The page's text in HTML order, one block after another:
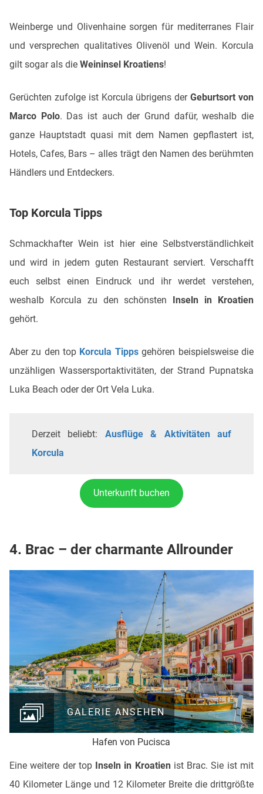
Weinberge und Olivenhaine sorgen für mediterranes Flair
und versprechen qualitatives Olivenöl und Wein. Korcula
gilt sogar als die Weininsel Kroatiens!
Gerüchten zufolge ist Korcula übrigens derGeburtsort von
Marco Polo. Das ist auch der Grund dafür, weshalb die
ganze Hauptstadt quasi mit dem Namen gepflastert ist,
Hotels, Cafes, Bars – alles trägt den Namen des berühmten
Händlers und Entdeckers.
Top Korcula Tipps
Schmackhafter Wein ist hier eine Selbstverständlichkeit
und wird in jedem guten Restaurant serviert. Verschafft
euch selbst einen Eindruck und ihr werdet verstehen,
weshalb Korcula zu den schönsten Inseln in Kroatien
gehört.
Aber zu den top Korcula Tippsgehören beispielsweise die
unzähligen Wassersportaktivitäten, der Strand Pupnatska
Luka Beach oder der Ort Vela Luka.
Derzeit beliebt: Ausflüge & Aktivitäten auf
Korcula
Unterkunft buchen
4. Brac – der charmante Allrounder
Hafen von Pucisca
GALERIE ANSEHEN
Eine weitere der topInseln in Kroatienist Brac. Sie ist mit
40 Kilometer Länge und 12 Kilometer Breite die drittgrößte